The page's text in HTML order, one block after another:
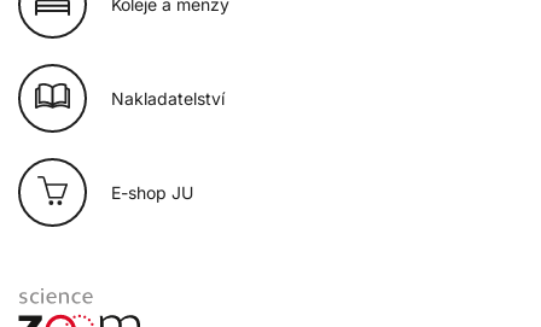
Nakladatelství
E-shop JU